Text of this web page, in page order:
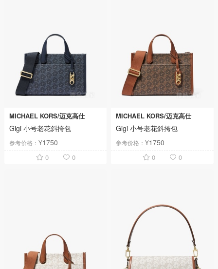
MICHAEL KORS/迈克高仕
Gigi 小号老花斜挎包
参考价格： ¥1750
0 0
MICHAEL KORS/迈克高仕
Gigi 小号老花斜挎包
参考价格：¥1750
0 0